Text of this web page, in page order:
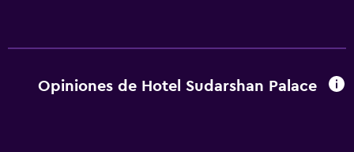
Opiniones de Hotel Sudarshan Palace